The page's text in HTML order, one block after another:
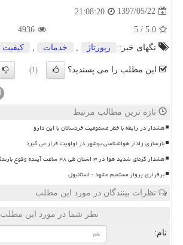
1397/05/22
21:08:20
5.0
/
5
4936
تگهای خبر:
رپورتاژ خدمات كیفیت
این مطلب را می پسندید؟ (1)
تازه ترین مطالب مرتبط
هشدار در رابطه با خطر مسمومیت خردسالان با این دارو
بازسازی رادار هواشناسی بوشهر در اولویت قرار می گیرد
هشدار گرمای شدید هوا در ۳ استان طی ۴۸ ساعت آینده وقوع بارندگی های موسمی
برقراری پرواز مستقیم مشهد - استانبول
نظرات بینندگان در مورد این مطلب
نظر شما در مورد این مطلب
نام: